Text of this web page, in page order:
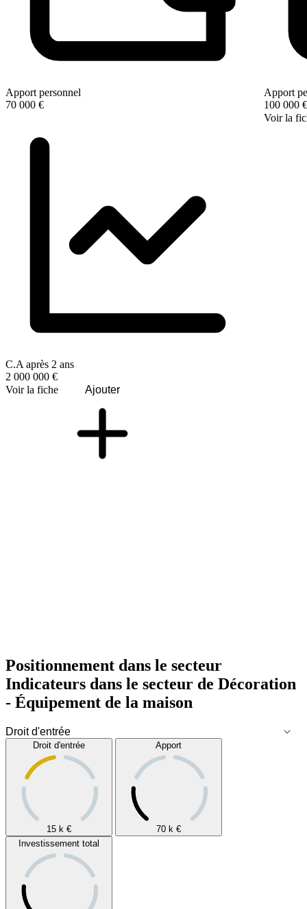
Apport personnel
70 000 €
C.A après 2 ans
2 000 000 €
Voir la fiche
Ajouter
Apport
100 000 €
Voir la
Positionnement dans le secteur
Indicateurs dans le secteur de Décoration
- Équipement de la maison
Droit d'entrée
15 k €
Apport
70 k €
Investissement total